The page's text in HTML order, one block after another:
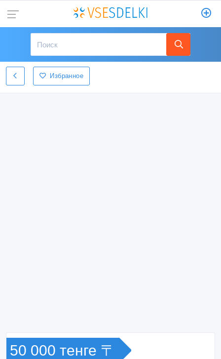
Избранное
50 000 тенге 〒